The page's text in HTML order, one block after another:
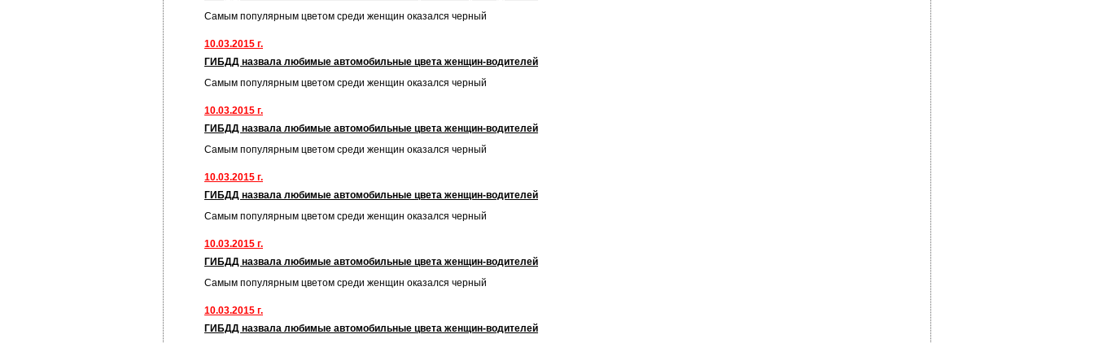
Самым популярным цветом среди женщин оказался черный
10.03.2015 г.
ГИБДД назвала любимые автомобильные цвета женщин-водителей
Самым популярным цветом среди женщин оказался черный
10.03.2015 г.
ГИБДД назвала любимые автомобильные цвета женщин-водителей
Самым популярным цветом среди женщин оказался черный
10.03.2015 г.
ГИБДД назвала любимые автомобильные цвета женщин-водителей
Самым популярным цветом среди женщин оказался черный
10.03.2015 г.
ГИБДД назвала любимые автомобильные цвета женщин-водителей
Самым популярным цветом среди женщин оказался черный
10.03.2015 г.
ГИБДД назвала любимые автомобильные цвета женщин-водителей